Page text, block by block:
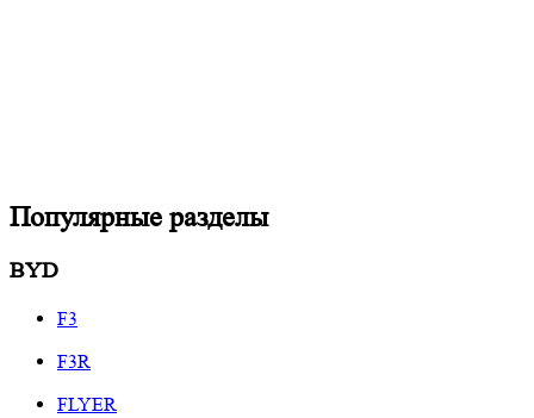
Популярные разделы
BYD
F3
F3R
FLYER